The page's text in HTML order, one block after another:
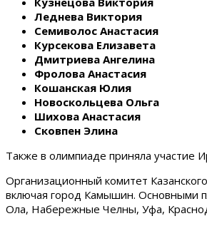
Леднева Виктория
Семиволос Анастасия
Курсекова Елизавета
Дмитриева Ангелина
Фролова Анастасия
Кошанская Юлия
Новоскольцева Ольга
Шихова Анастасия
Сковпен Элина
Также в олимпиаде приняла участие
Организационный комитет
включая город Камышин. Основными
Ола, Набережные Челны, Уфа,